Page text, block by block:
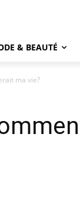
& BEAUTÉ
ma vie?